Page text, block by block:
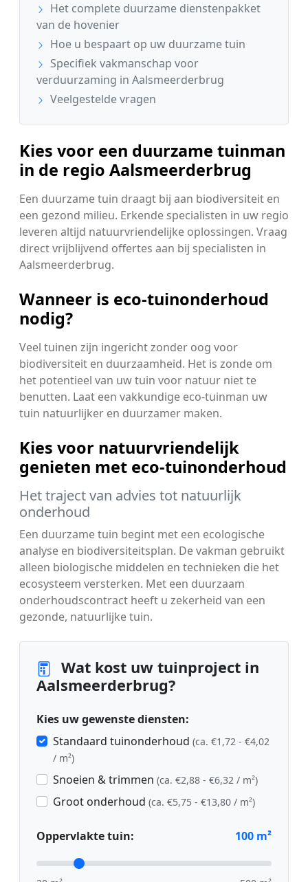
Het complete duurzame dienstenpakket
van de hovenier
Hoe u bespaart op uw duurzame tuin
Specifiek vakmanschap voor
verduurzaming in Aalsmeerderbrug
Veelgestelde vragen
Kies voor een duurzame tuinman
in de regio Aalsmeerderbrug
Een duurzame tuin draagt bij aan biodiversiteit en
een gezond milieu. Erkende specialisten in uw regio
leveren altijd natuurvriendelijke oplossingen. Vraag
direct vrijblijvend offertes aan bij specialisten in
Aalsmeerderbrug.
Wanneer is eco-tuinonderhoud
nodig?
Veel tuinen zijn ingericht zonder oog voor
biodiversiteit en duurzaamheid. Het is zonde om
het potentieel van uw tuin voor natuur niet te
benutten. Laat een vakkundige eco-tuinman uw
tuin natuurlijker en duurzamer maken.
Kies voor natuurvriendelijk
genieten met eco-tuinonderhoud
Het traject van advies tot natuurlijk
onderhoud
Een duurzame tuin begint met een ecologische
analyse en biodiversiteitsplan. De vakman gebruikt
alleen biologische middelen en technieken die het
ecosysteem versterken. Met een duurzaam
onderhoudscontract heeft u zekerheid van een
gezonde, natuurlijke tuin.
Wat kost uw tuinproject in
Aalsmeerderbrug?
Kies uw gewenste diensten:
Standaard tuinonderhoud (ca. €1,72 - €4,02
/ m²)
Snoeien & trimmen (ca. €2,88 - €6,32 / m²)
Groot onderhoud (ca. €5,75 - €13,80 / m²)
Oppervlakte tuin: 100 m²